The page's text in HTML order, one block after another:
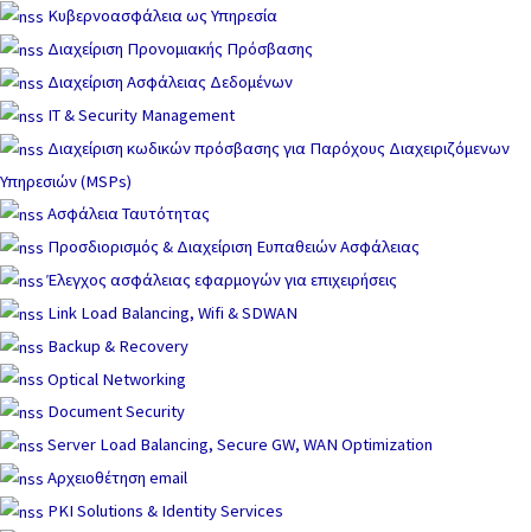
Κυβερνοασφάλεια ως Υπηρεσία
Διαχείριση Προνομιακής Πρόσβασης
Διαχείριση Ασφάλειας Δεδομένων
IT & Security Management
Διαχείριση κωδικών πρόσβασης για Παρόχους Διαχειριζόμενων
Υπηρεσιών (MSPs)
Ασφάλεια Ταυτότητας
Προσδιορισμός & Διαχείριση Ευπαθειών Ασφάλειας
Έλεγχος ασφάλειας εφαρμογών για επιχειρήσεις
Link Load Balancing, Wifi & SDWAN
Backup & Recovery
Optical Networking
Document Security
Server Load Balancing, Secure GW, WAN Optimization
Αρχειοθέτηση email
PKI Solutions & Identity Services
Μετάβαση
στο
περιεχόμενο